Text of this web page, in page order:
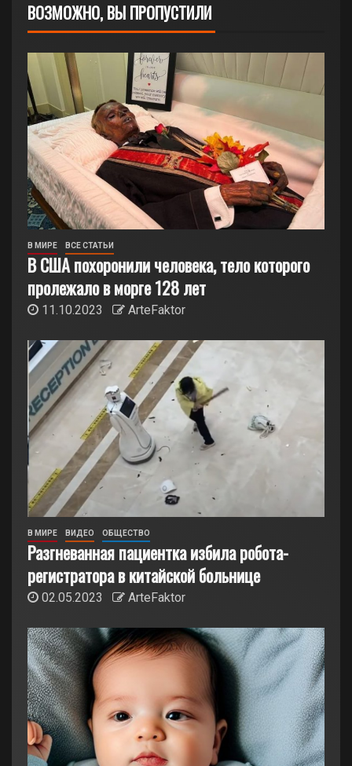
ВОЗМОЖНО, ВЫ ПРОПУСТИЛИ
В МИРЕ ВСЕ СТАТЬИ
В США похоронили человека, тело которого
пролежало в морге 128 лет
11.10.2023 ArteFaktor
В МИРЕ ВИДЕО ОБЩЕСТВО
Разгневанная пациентка избила робота-
регистратора в китайской больнице
02.05.2023 ArteFaktor